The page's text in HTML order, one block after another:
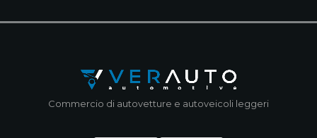
Commercio di autovetture e autoveicoli leggeri